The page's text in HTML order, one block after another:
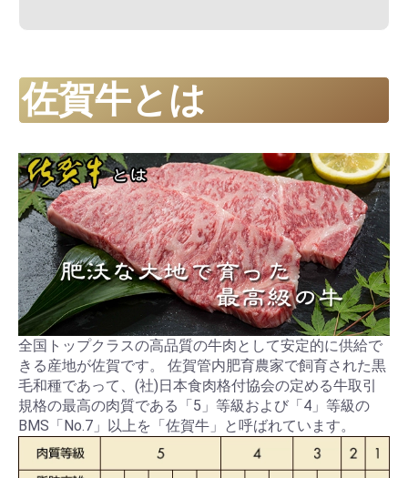
佐賀牛とは
全国トップクラスの高品質の牛肉として安定的に供給で
きる産地が佐賀です。 佐賀管内肥育農家で飼育された黒
毛和種であって、(社)日本食肉格付協会の定める牛取引
規格の最高の肉質である「5」等級および「4」等級の
BMS「No.7」以上を「佐賀牛」と呼ばれています。